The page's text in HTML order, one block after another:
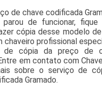
de chave codificada
de funcionar, fique
cópia desse modelo
chaveiro profissional
de cópia da preço de
em contato com
sobre o serviço de
Gramado.